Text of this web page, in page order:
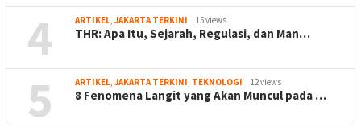
4 ARTIKEL, JAKARTA TERKINI 15 views
THR: Apa Itu, Sejarah, Regulasi, dan Man…
5 ARTIKEL, JAKARTA TERKINI, TEKNOLOGI 12 views
8 Fenomena Langit yang Akan Muncul pada …